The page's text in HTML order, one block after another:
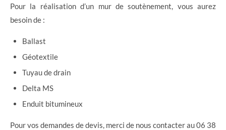
Pour la réalisation d’un mur de soutènement, vous aurez
besoin de :
Ballast
Géotextile
Tuyau de drain
Delta MS
Enduit bitumineux
Pour vos demandes de devis, merci de nous contacter au 06 38